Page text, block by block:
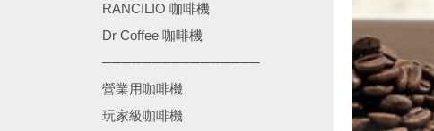
RANCILIO 咖啡機
Dr Coffee 咖啡機
────────────────
營業用咖啡機
玩家級咖啡機